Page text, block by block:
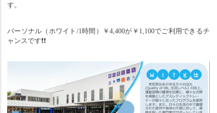
す。
パーソナル（ホワイト/1時間）￥4,400が￥1,100でご利用できるチ
ャンスです❗️❗️